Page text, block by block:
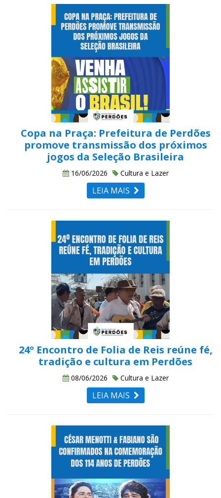
Copa na Praça: Prefeitura de Perdões
promove transmissão dos próximos
jogos da Seleção Brasileira
16/06/2026 Cultura e Lazer
LEIA MAIS
24º Encontro de Folia de Reis reúne fé,
tradição e cultura em Perdões
08/06/2026 Cultura e Lazer
LEIA MAIS